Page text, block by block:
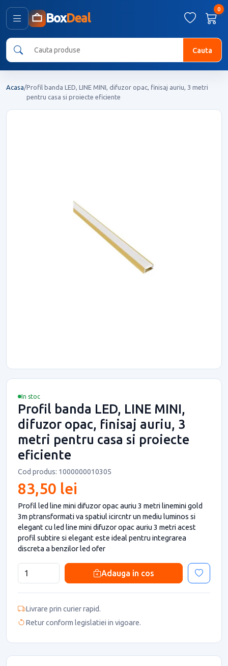
BoxDeal
0
Cauta
Acasa/Profil banda LED, LINE MINI, difuzor opac, finisaj auriu, 3 metri
pentru casa si proiecte eficiente
In stoc
Profil banda LED, LINE MINI,
difuzor opac, finisaj auriu, 3
metri pentru casa si proiecte
eficiente
Cod produs: 1000000010305
83,50 lei
Profil led line mini difuzor opac auriu 3 metri linemini gold
3m ptransformati va spatiul icircntr un mediu luminos si
elegant cu led line mini difuzor opac auriu 3 metri acest
profil subtire si elegant este ideal pentru integrarea
discreta a benzilor led ofer
Adauga in cos
Livrare prin curier rapid.
Retur conform legislatiei in vigoare.